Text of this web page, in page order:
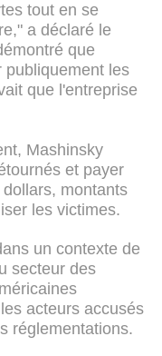
tout en se
a déclaré le
que
publiquement les
que l'entreprise
Mashinsky
et payer
montants
les victimes.
un contexte de
secteur des
acteurs accusés
réglementations.